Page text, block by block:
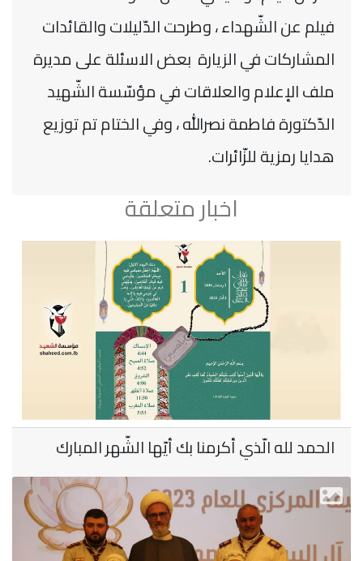
فيلم عن الشّهداء ، وطرحت الدّليلات والقائدات
المشاركات في الزيارة بعض الاسئلة على مديرة
ملف الإعلام والعلاقات في مؤسّسة الشّهيد
الدّكتورة فاطمة نصرالله ، وفي الختام تم توزيع
هدايا رمزية للزّائرات.
اخبار متعلقة
الحمد لله الّذي أكرمنا بك أيّها الشّهر المبارك